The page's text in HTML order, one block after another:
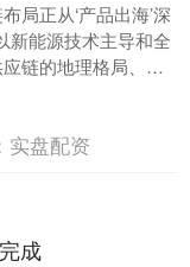
局正从‘产品出海’深
新能源技术主导和全
链的地理格局、核
2025年，中国制造
实盘配资
成